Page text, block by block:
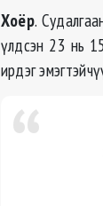
Хоёр.
үлдсэн 23 нь
ирдэг